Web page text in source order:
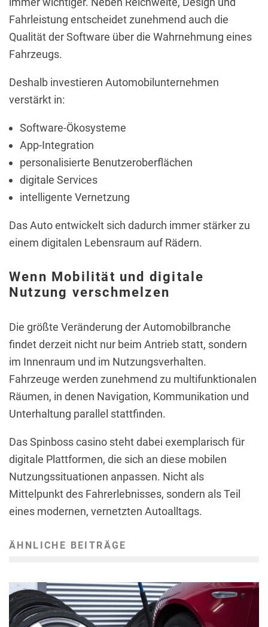
Fahrleistung entscheidet zunehmend auch die
Qualität der Software über die Wahrnehmung eines
Fahrzeugs.
Deshalb investieren Automobilunternehmen
verstärkt in:
Software-Ökosysteme
App-Integration
personalisierte Benutzeroberflächen
digitale Services
intelligente Vernetzung
Das Auto entwickelt sich dadurch immer stärker zu
einem digitalen Lebensraum auf Rädern.
Wenn Mobilität und digitale
Nutzung verschmelzen
Die größte Veränderung der Automobilbranche
findet derzeit nicht nur beim Antrieb statt, sondern
im Innenraum und im Nutzungsverhalten.
Fahrzeuge werden zunehmend zu multifunktionalen
Räumen, in denen Navigation, Kommunikation und
Unterhaltung parallel stattfinden.
Das Spinboss casino steht dabei exemplarisch für
digitale Plattformen, die sich an diese mobilen
Nutzungssituationen anpassen. Nicht als
Mittelpunkt des Fahrerlebnisses, sondern als Teil
eines modernen, vernetzten Autoalltags.
ÄHNLICHE BEITRÄGE